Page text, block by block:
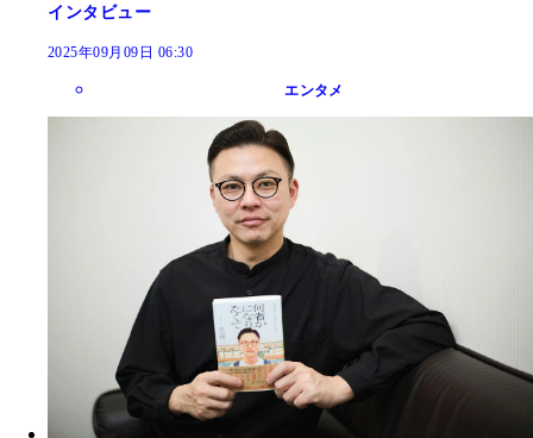
インタビュー
2025年09月09日 06:30
エンタメ